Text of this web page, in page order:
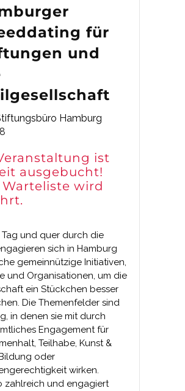
für
und
Hamburg
ist
ausgebucht!
Warteliste wird
Tag und quer durch die
sich in Hamburg
gemeinnützige Initiativen,
und Organisationen, um die
ein Stückchen besser
Die Themenfelder sind
in denen sie mit durch
Engagement für
Teilhabe, Kunst &
oder
wirken.
zahlreich und engagiert